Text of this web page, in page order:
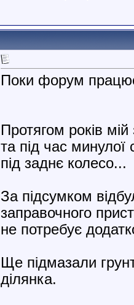
Поки форум
Протягом років
та під час минулої
під заднє колесо...
За підсумком
заправочного
не потребує
Ще підмазали
ділянка.